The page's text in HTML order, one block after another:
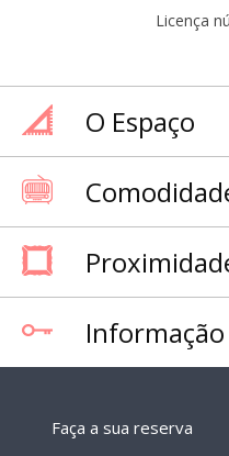
Licença
O Espaço
Informação
Faça a sua reserva